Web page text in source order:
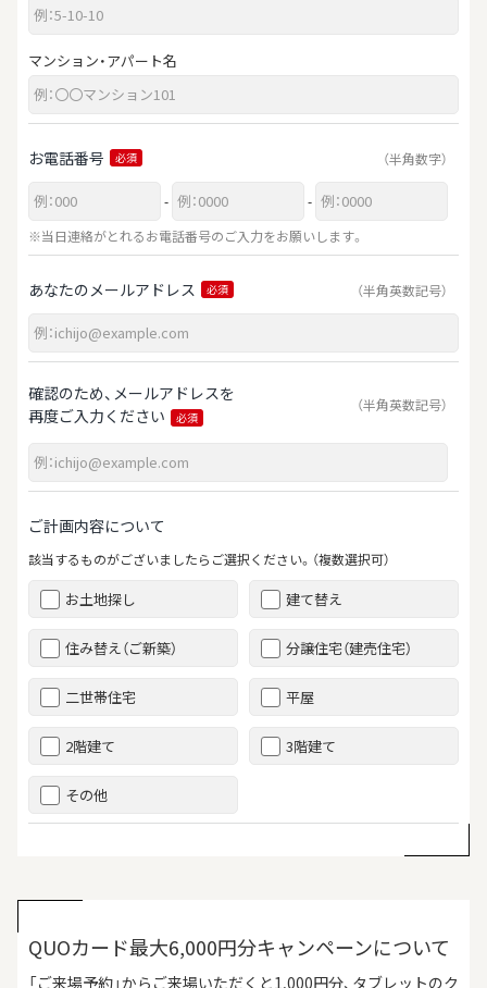
マンション・アパート名
お電話番号 必須 （半角数字）
-
-
※当日連絡がとれるお電話番号のご入力をお願いします。
あなたのメールアドレス 必須 （半角英数記号）
確認のため、メールアドレスを
再度ご入力ください
必須
（半角英数記号）
ご計画内容について
該当するものがございましたらご選択ください。（複数選択可）
お土地探し 建て替え
住み替え（ご新築） 分譲住宅（建売住宅）
二世帯住宅 平屋
2階建て 3階建て
その他
QUOカード最大6,000円分キャンペーンについて
「ご来場予約」からご来場いただくと1,000円分、タブレットのク